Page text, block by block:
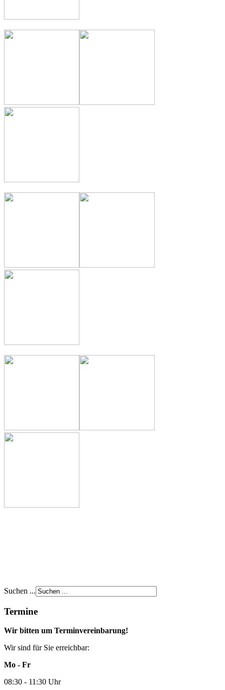
Suchen ...
Termine
Wir bitten um Terminvereinbarung!
Wir sind für Sie erreichbar:
Mo - Fr
08:30 - 11:30 Uhr